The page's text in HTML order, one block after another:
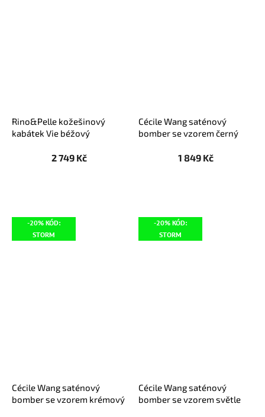
Rino&Pelle kožešinový
kabátek Vie béžový
2 749 Kč
Cécile Wang saténový
bomber se vzorem černý
1 849 Kč
-20% KÓD:
STORM
Cécile Wang saténový
bomber se vzorem krémový
-20% KÓD:
STORM
Cécile Wang saténový
bomber se vzorem světle